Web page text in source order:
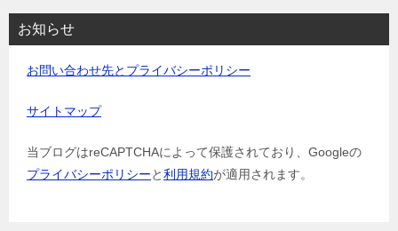
お知らせ
お問い合わせ先とプライバシーポリシー
サイトマップ
当ブログはreCAPTCHAによって保護されており、Googleの
プライバシーポリシーと利用規約が適用されます。